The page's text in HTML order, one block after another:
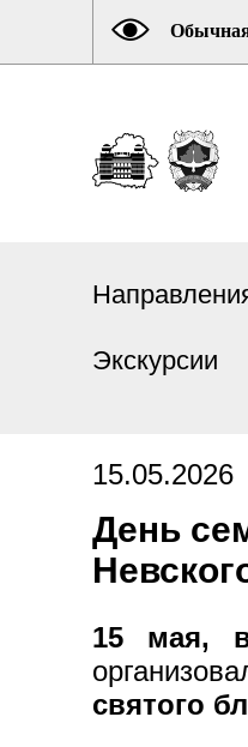
Экскурсии
15.05.2026
День
15 мая,
святого